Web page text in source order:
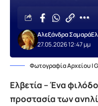
27.05.2026 12:47 μμ
Αλεξάνδρα Σαμαρά
Φωτογραφία Αρχείου |
Ελβετία – Ένα
προστασία των